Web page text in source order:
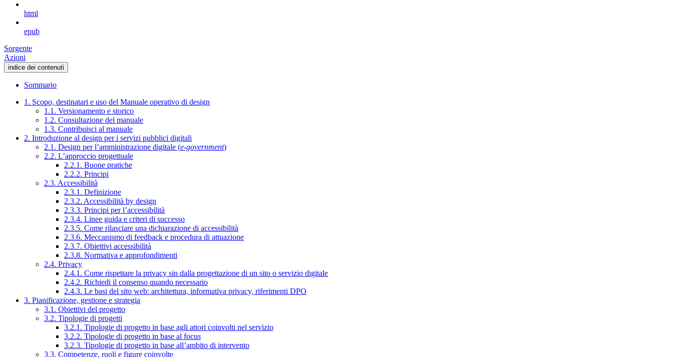
html
epub
Sorgente
Azioni
indice dei contenuti
Sommario
1. Scopo, destinatari e uso del Manuale operativo di design
1.1. Versionamento e storico
1.2. Consultazione del manuale
1.3. Contribuisci al manuale
2. Introduzione al design per i servizi pubblici digitali
2.1. Design per l’amministrazione digitale (e-government)
2.2. L’approccio progettuale
2.2.1. Buone pratiche
2.2.2. Principi
2.3. Accessibilità
2.3.1. Definizione
2.3.2. Accessibilità by design
2.3.3. Principi per l’accessibilità
2.3.4. Linee guida e criteri di successo
2.3.5. Come rilasciare una dichiarazione di accessibilità
2.3.6. Meccanismo di feedback e procedura di attuazione
2.3.7. Obiettivi accessibilità
2.3.8. Normativa e approfondimenti
2.4. Privacy
2.4.1. Come rispettare la privacy sin dalla progettazione di un sito o servizio digitale
2.4.2. Richiedi il consenso quando necessario
2.4.3. Le basi del sito web: architettura, informativa privacy, riferimenti DPO
3. Pianificazione, gestione e strategia
3.1. Obiettivi del progetto
3.2. Tipologie di progetti
3.2.1. Tipologie di progetto in base agli attori coinvolti nel servizio
3.2.2. Tipologie di progetto in base al focus
3.2.3. Tipologie di progetto in base all’ambito di intervento
3.3. Competenze, ruoli e figure coinvolte